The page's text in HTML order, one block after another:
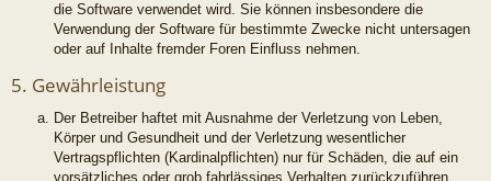
die Software verwendet wird. Sie können insbesondere die
Verwendung der Software für bestimmte Zwecke nicht untersagen
oder auf Inhalte fremder Foren Einfluss nehmen.
5. Gewährleistung
Der Betreiber haftet mit Ausnahme der Verletzung von Leben,
Körper und Gesundheit und der Verletzung wesentlicher
Vertragspflichten (Kardinalpflichten) nur für Schäden, die auf ein
vorsätzliches oder grob fahrlässiges Verhalten zurückzuführen